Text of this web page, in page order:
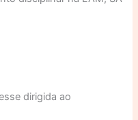
dirigida ao